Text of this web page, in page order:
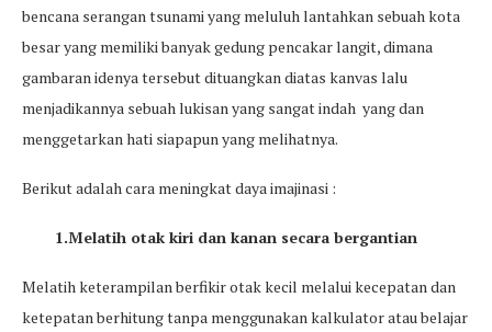
bencana serangan tsunami yang meluluh lantahkan sebuah kota
besar yang memiliki banyak gedung pencakar langit, dimana
gambaran idenya tersebut dituangkan diatas kanvas lalu
menjadikannya sebuah lukisan yang sangat indah yang dan
menggetarkan hati siapapun yang melihatnya.
Berikut adalah cara meningkat daya imajinasi :
1.Melatih otak kiri dan kanan secara bergantian
Melatih keterampilan berfikir otak kecil melalui kecepatan dan
ketepatan berhitung tanpa menggunakan kalkulator atau belajar